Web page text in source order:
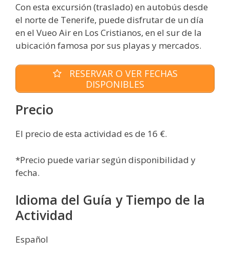
Con esta excursión (traslado) en autobús desde
el norte de Tenerife, puede disfrutar de un día
en el Vueo Air en Los Cristianos, en el sur de la
ubicación famosa por sus playas y mercados.
RESERVAR O VER FECHAS
DISPONIBLES
Precio
El precio de esta actividad es de 16 €.
*Precio puede variar según disponibilidad y
fecha.
Idioma del Guía y Tiempo de la
Actividad
Español